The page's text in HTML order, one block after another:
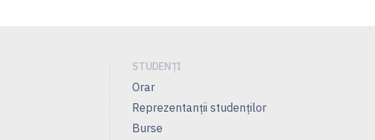
STUDENȚI
Orar
Reprezentanţii studenţilor
Burse